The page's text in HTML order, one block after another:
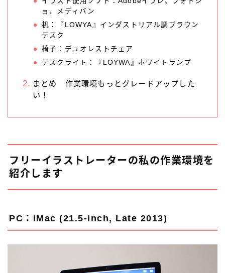
ョ、メディバン
机：『LOWYA』インダストリアル調ブラウン
デスク
椅子：デュオレストチェア
デスクライト：『LOYWA』ホワイトランプ
まとめ 作業環境もっとグレードアップした
い！
フリーイラストレーターの私の作業環境を
紹介します
PC：iMac (21.5-inch, Late 2013)